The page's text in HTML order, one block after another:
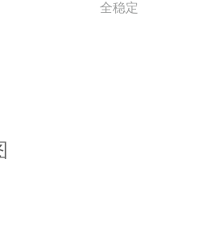
全稳定